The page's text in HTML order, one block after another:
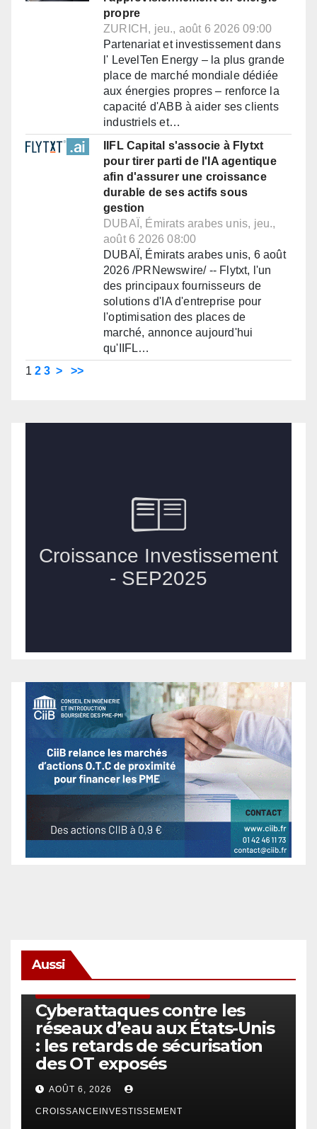
propre
ZURICH, jeu., août 6 2026 09:00
Partenariat et investissement dans
l' LevelTen Energy – la plus grande
place de marché mondiale dédiée
aux énergies propres – renforce la
capacité d'ABB à aider ses clients
industriels et…
IIFL Capital s'associe à Flytxt
pour tirer parti de l'IA agentique
afin d'assurer une croissance
durable de ses actifs sous
gestion
DUBAÏ, Émirats arabes unis, jeu.,
août 6 2026 08:00
DUBAÏ, Émirats arabes unis, 6 août
2026 /PRNewswire/ -- Flytxt, l'un
des principaux fournisseurs de
solutions d'IA d'entreprise pour
l'optimisation des places de
marché, annonce aujourd'hui
qu'IIFL…
1 2 3 > >>
Aussi
Cyberattaques contre les
réseaux d’eau aux États-Unis
: les retards de sécurisation
des OT exposés
AOÛT 6, 2026
CROISSANCEINVESTISSEMENT